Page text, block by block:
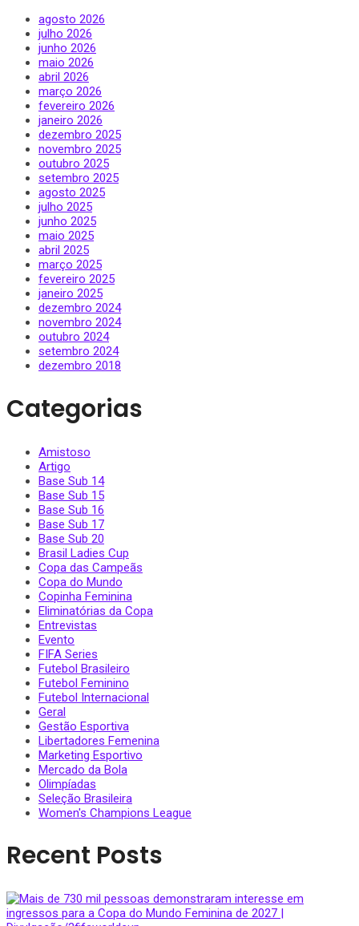
agosto 2026
julho 2026
junho 2026
maio 2026
abril 2026
março 2026
fevereiro 2026
janeiro 2026
dezembro 2025
novembro 2025
outubro 2025
setembro 2025
agosto 2025
julho 2025
junho 2025
maio 2025
abril 2025
março 2025
fevereiro 2025
janeiro 2025
dezembro 2024
novembro 2024
outubro 2024
setembro 2024
dezembro 2018
Categorias
Amistoso
Artigo
Base Sub 14
Base Sub 15
Base Sub 16
Base Sub 17
Base Sub 20
Brasil Ladies Cup
Copa das Campeãs
Copa do Mundo
Copinha Feminina
Eliminatórias da Copa
Entrevistas
Evento
FIFA Series
Futebol Brasileiro
Futebol Feminino
Futebol Internacional
Geral
Gestão Esportiva
Libertadores Femenina
Marketing Esportivo
Mercado da Bola
Olimpíadas
Seleção Brasileira
Women's Champions League
Recent Posts